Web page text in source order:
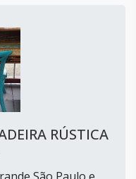
RÚSTICA